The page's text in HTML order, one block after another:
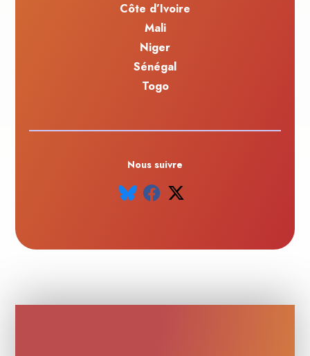
Côte d’Ivoire
Mali
Niger
Sénégal
Togo
Nous suivre